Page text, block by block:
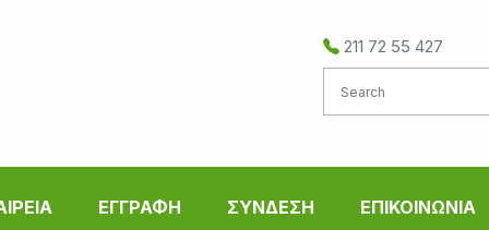
211 72 55 427
ΕΓΓΡΑΦΗ ΣΥΝΔΕΣΗ ΕΠΙΚΟΙΝΩΝΙΑ